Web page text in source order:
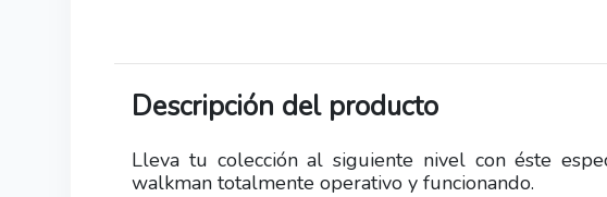
Descripción del producto
Lleva tu colección al siguiente nivel con éste
walkman totalmente operativo y funcionando.